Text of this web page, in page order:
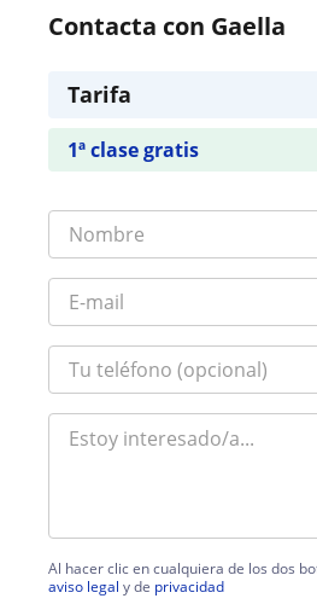
Contacta con Gaella
Tarifa
1ª clase gratis
Al hacer clic en cualquiera de los dos
aviso legal y de privacidad